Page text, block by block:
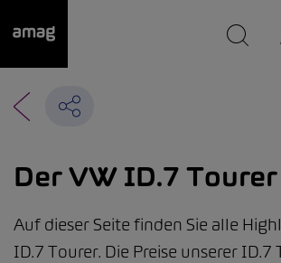
wurde als Ihre Garage
Der VW ID.7 Tourer
Auf dieser Seite finden Sie alle
ID.7 Tourer. Die Preise unserer ID.7